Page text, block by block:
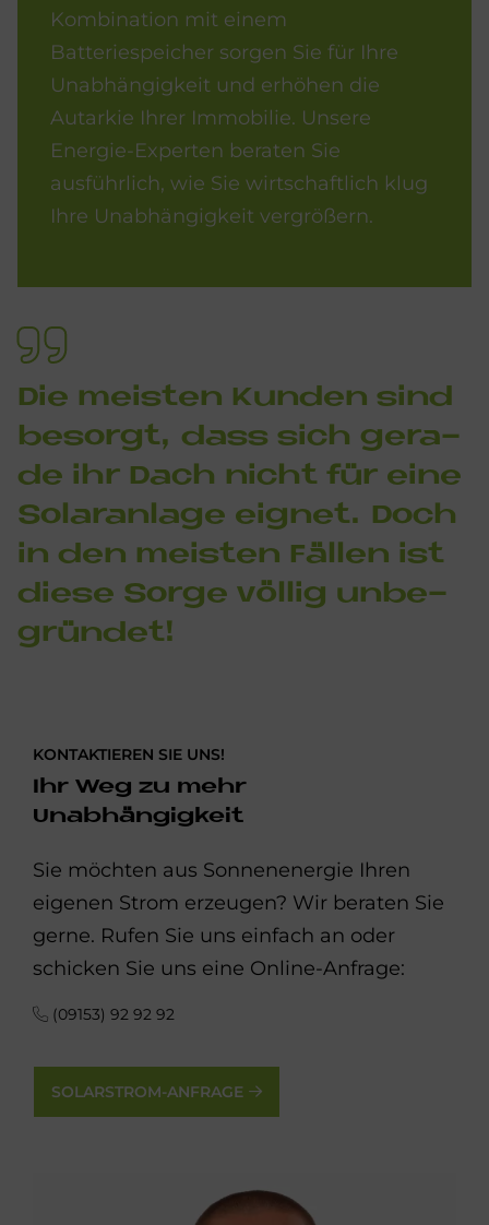
Kombination mit einem
Batteriespeicher sorgen Sie für Ihre
Unabhängigkeit und erhöhen die
Autarkie Ihrer Immobilie. Unsere
Energie-Experten beraten Sie
ausführlich, wie Sie wirtschaftlich klug
Ihre Unabhängigkeit vergrößern.
Die mei­sten Kun­den sind
be­sor­gt, dass sich ge­ra­
de ihr Dach nicht für eine
So­lar­an­la­ge eig­net. Doch
in den mei­sten Fäl­len ist
die­se Sor­ge völ­lig un­be­
grün­det!
KONTAKTIEREN SIE UNS!
Ihr Weg zu mehr
Unabhängigkeit
Sie möchten aus Sonnenenergie Ihren
eigenen Strom erzeugen? Wir beraten Sie
gerne. Rufen Sie uns einfach an oder
schicken Sie uns eine Online-Anfrage:
(09153) 92 92 92
SOLARSTROM-ANFRAGE